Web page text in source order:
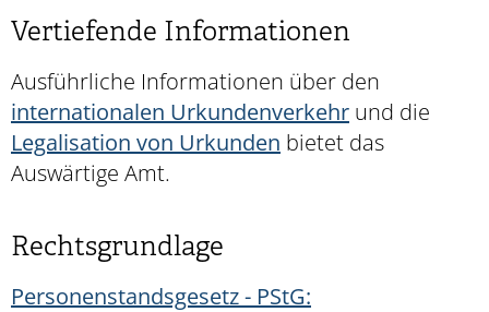
Vertiefende Informationen
Ausführliche Informationen über den
internationalen Urkundenverkehr und die
Legalisation von Urkunden bietet das
Auswärtige Amt.
Rechtsgrundlage
Personenstandsgesetz - PStG: